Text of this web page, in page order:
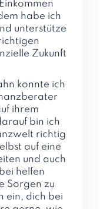
habe ich
unterstütze
Zukunft
konnte ich
ihrem
bin ich
richtig
auf eine
und auch
helfen
Sorgen zu
ein, dich bei